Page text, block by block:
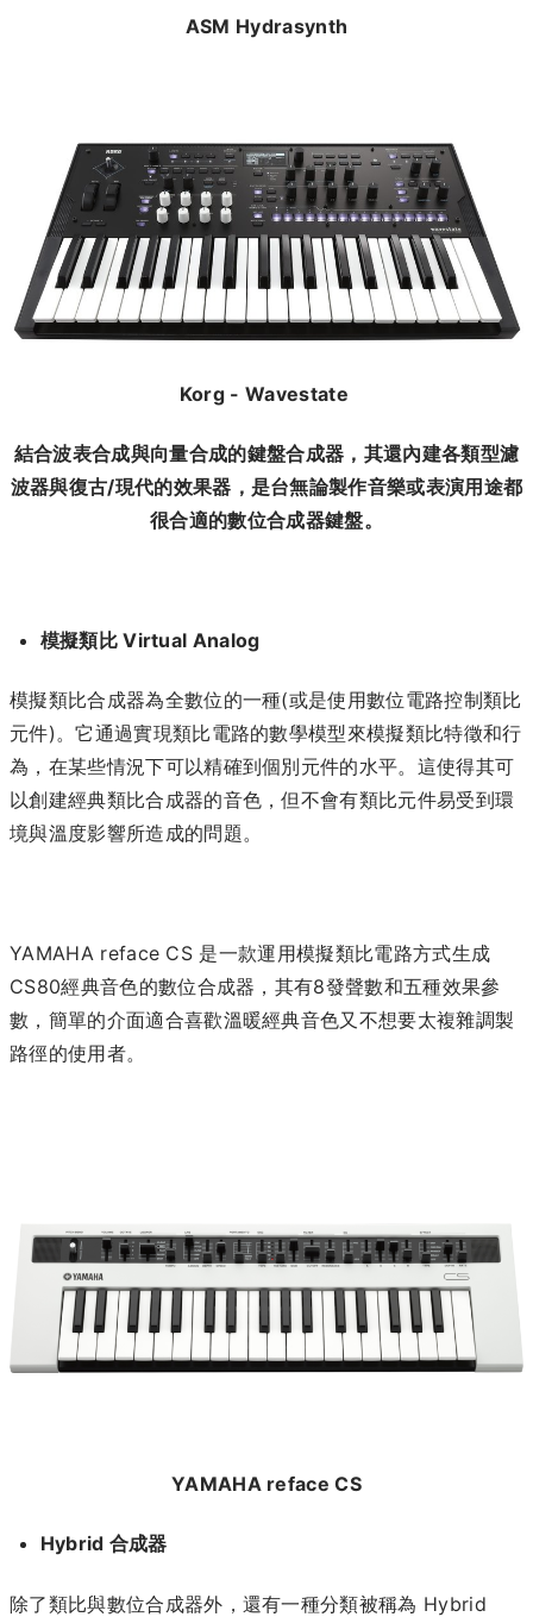
ASM Hydrasynth
Korg - Wavestate
結合波表合成與向量合成的鍵盤合成器，其還內建各類型濾
波器與復古/現代的效果器，是台無論製作音樂或表演用途都
很合適的數位合成器鍵盤。
模擬類比 Virtual Analog
模擬類比合成器為全數位的一種(或是使用數位電路控制類比
元件)。它通過實現類比電路的數學模型來模擬類比特徵和行
為，在某些情況下可以精確到個別元件的水平。這使得其可
以創建經典類比合成器的音色，但不會有類比元件易受到環
境與溫度影響所造成的問題。
YAMAHA reface CS 是一款運用模擬類比電路方式生成
CS80經典音色的數位合成器，其有8發聲數和五種效果參
數，簡單的介面適合喜歡溫暖經典音色又不想要太複雜調製
路徑的使用者。
YAMAHA reface CS
Hybrid 合成器
除了類比與數位合成器外，還有一種分類被稱為 Hybrid